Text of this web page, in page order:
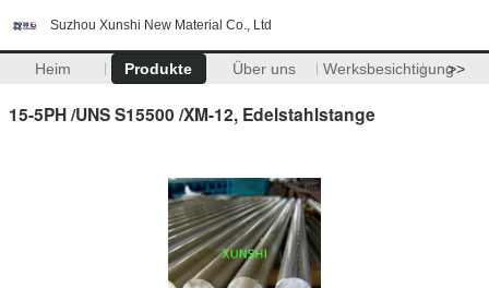
Suzhou Xunshi New Material Co., Ltd
Heim Produkte Über uns Werksbesichtigung>>
15-5PH /UNS S15500 /XM-12, Edelstahlstange